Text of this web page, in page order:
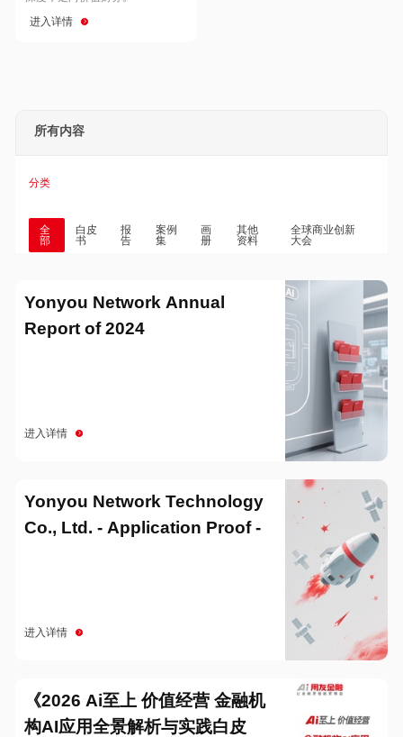
进入详情
所有内容
分类
全
部
白皮
书
报
告
案例
集
画
册
其他
资料
全球商业创新
大会
Yonyou Network Annual
Report of 2024
进入详情
Yonyou Network Technology
Co., Ltd. - Application Proof -
进入详情
《2026 Ai至上 价值经营 金融机
构AI应用全景解析与实践白皮